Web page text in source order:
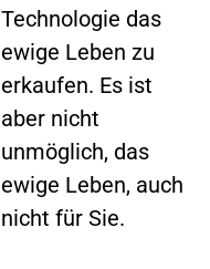
Technologie das
ewige Leben zu
erkaufen. Es ist
aber nicht
unmöglich, das
ewige Leben, auch
nicht für Sie.